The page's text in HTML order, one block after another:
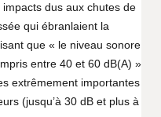
dus aux chutes de
qui ébranlaient la
que « le niveau sonore
entre 40 et 60 dB(A) »
extrêmement importantes
(jusqu’à 30 dB et plus à